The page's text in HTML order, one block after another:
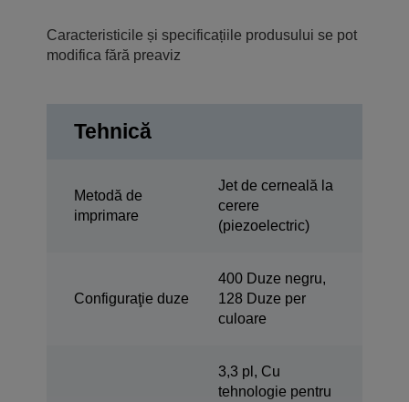
Caracteristicile și specificațiile produsului se pot
modifica fără preaviz
Tehnică
Metodă de
imprimare
Jet de cerneală la
cerere
(piezoelectric)
Configuraţie duze
400 Duze negru,
128 Duze per
culoare
3,3 pl, Cu
tehnologie pentru